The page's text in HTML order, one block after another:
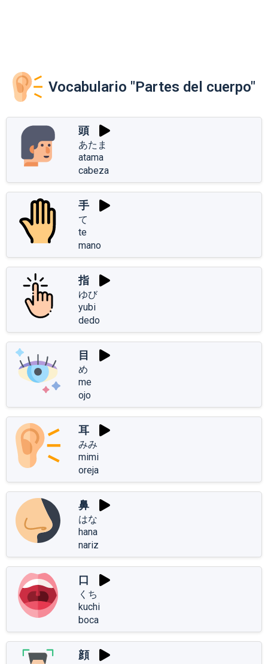
Vocabulario "Partes del cuerpo"
頭
あたま
atama
cabeza
手
て
te
mano
指
ゆび
yubi
dedo
目
め
me
ojo
耳
みみ
mimi
oreja
鼻
はな
hana
nariz
口
くち
kuchi
boca
顔